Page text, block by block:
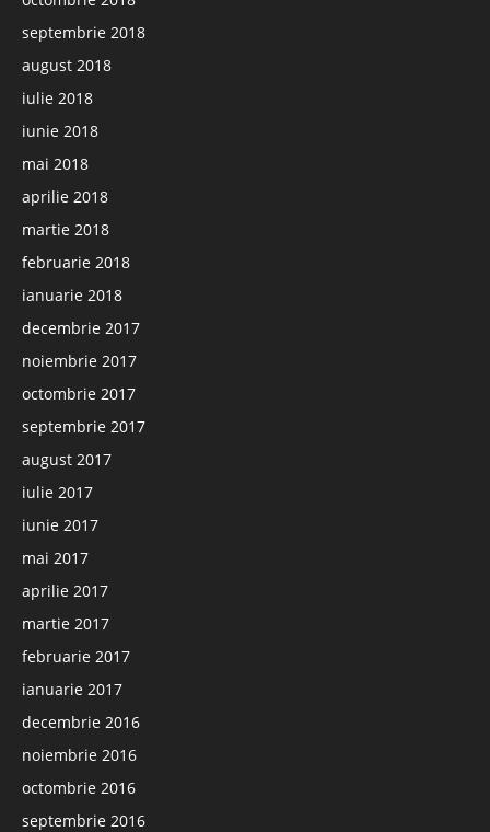
septembrie 2018
august 2018
iulie 2018
iunie 2018
mai 2018
aprilie 2018
martie 2018
februarie 2018
ianuarie 2018
decembrie 2017
noiembrie 2017
octombrie 2017
septembrie 2017
august 2017
iulie 2017
iunie 2017
mai 2017
aprilie 2017
martie 2017
februarie 2017
ianuarie 2017
decembrie 2016
noiembrie 2016
octombrie 2016
septembrie 2016